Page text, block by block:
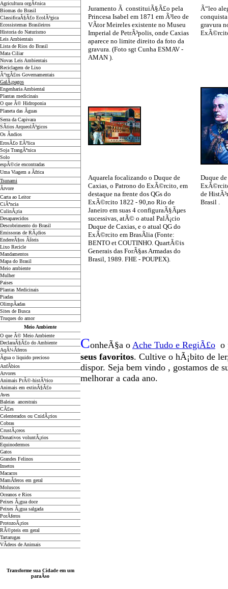
Agricultura orgÃ¢nica
Biomas do Brasil
ClassificaÃ§Ã£o EcolÃ³gica
Ecossistemas Brasileiros
Historia do Naturismo
Leis Ambientais
Lista de Rios do Brasil
Mata Ciliar
Novas Leis Ambientais
Reciclagem de Lixo
Ã“rgÃ£os Governamentais
GalÃ¡pagos
Engenharia Ambiental
Plantas medicinais
O que Ã© Hidroponia
Planeta das Ãguas
Serra da Capivara
SÃ­tios ArqueolÃ³gicos
Os Ãndios
ErosÃ£o EÃ³lica
Soja TrangÃªnica
Solo
espÃ©cie encontradas
Uma Viagem a Ãfrica
Tsunami
Ãrvore
Carta ao Leitor
CiÃªncia
CulinÃ¡ria
Desaparecidos
Descobrimento do Brasil
Emissoras de RÃ¡dios
EndereÃ§os Ãšteis
Lixo Recicle
Mandamentos
Mapa do Brasil
Meio ambiente
Mulher
Paises
Plantas Medicinais
Piadas
OlimpÃ­adas
Sites de Busca
Truques do amor
Meio Ambiente
O que Ã© Meio Ambiente
DeclaraÃ§Ã£o do Ambiente
AqÃ¼Ã­feros
Ãgua o liquido precioso
AnfÃ­bios
Arvores
Animais PrÃ©-histÃ³rico
Animais em extinÃ§Ã£o
Aves
Baleias ancestrais
CÃ£es
Celenterados ou CnidÃ¡rios
Cobras
CrustÃ¡ceos
Donativos voluntÃ¡rios
Equinodermos
Gatos
Grandes Felinos
Insetos
Macacos
MamÃ­feros em geral
Moluscos
Oceanos e Rios
Peixes Ã¡gua doce
Peixes Ã¡gua salgada
PorÃ­feros
ProtozoÃ¡rios
RÃ©pteis em geral
Tartarugas
VÃ­deos de Animais
Transforme sua Cidade em um
paraÃ­so
Juramento Ã constituiÃ§Ã£o pela
Princesa Isabel em 1871 em Ã³leo de
VÃ­tor Meireles existente no Museu
Imperial de PetrÃ³polis, onde Caxias
aparece no limite direito da foto da
gravura. (Foto sgt Cunha ESMAV -
AMAN ).
Ã“leo
gravura
Aquarela focalizando o Duque de
Caxias, o Patrono do ExÃ©rcito, em
destaque na frente dos QGs do
ExÃ©rcito 1822 - 90,no Rio de
Janeiro em suas 4 configuraÃ§Ãµes
sucessivas, atÃ© o atual PalÃ¡cio
Duque de Caxias, e o atual QG do
ExÃ©rcito em BrasÃ­lia (Fonte:
BENTO et COUTINHO. QuartÃ©is
Generais das ForÃ§as Armadas do
Brasil, 1989. FHE - POUPEX).
Duque
de
Brasil .
ConheÃ§a o Ache Tudo e RegiÃ£o o
seus favoritos. Cultive o hÃ¡bito de
dispor. Seja bem vindo , gostamos de
melhorar a cada ano.